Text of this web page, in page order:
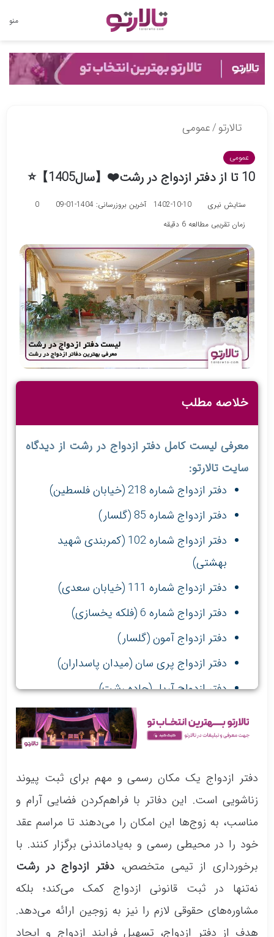
منو
تالارتو/عمومی
عمومی
10 تا از دفتر ازدواج در رشت❤️【سال1405】⭐
ستایش نیری 1402-10-10 آخرین بروزرسانی: 1404-01-09
0
زمان تقریبی مطالعه 6 دقیقه
خلاصه مطلب
معرفی لیست کامل دفتر ازدواج در رشت از دیدگاه
سایت تالارتو:
دفتر ازدواج شماره 218 (خیابان فلسطین)
دفتر ازدواج شماره 85 (گلسار)
دفتر ازدواج شماره 102 (کمربندی شهید
بهشتی)
دفتر ازدواج شماره 111 (خیابان سعدی)
دفتر ازدواج شماره 6 (فلکه یخسازی)
دفتر ازدواج آمون (گلسار)
دفتر ازدواج پری سان (میدان پاسداران)
دفتر ازدواج آریل (جاده رشت)
دفتر ازدواج و طلاق شماره 8 (چله خانه)
دفتر ازدواج و طلاق شماره 96 (خیابان بیستون)
دفتر ازدواج یک مکان رسمی و مهم برای ثبت پیوند
زناشویی است. این دفاتر با فراهم‌کردن فضایی آرام و
مناسب، به زوج‌ها این امکان را می‌دهند تا مراسم عقد
خود را در محیطی رسمی و به‌یادماندنی برگزار کنند. با
برخورداری از تیمی متخصص، دفتر ازدواج در رشت
نه‌تنها در ثبت قانونی ازدواج کمک می‌کند؛ بلکه
مشاوره‌های حقوقی لازم را نیز به زوجین ارائه می‌دهد.
هدف از دفتر ازدواج، تسهیل فرایند ازدواج و ایجاد